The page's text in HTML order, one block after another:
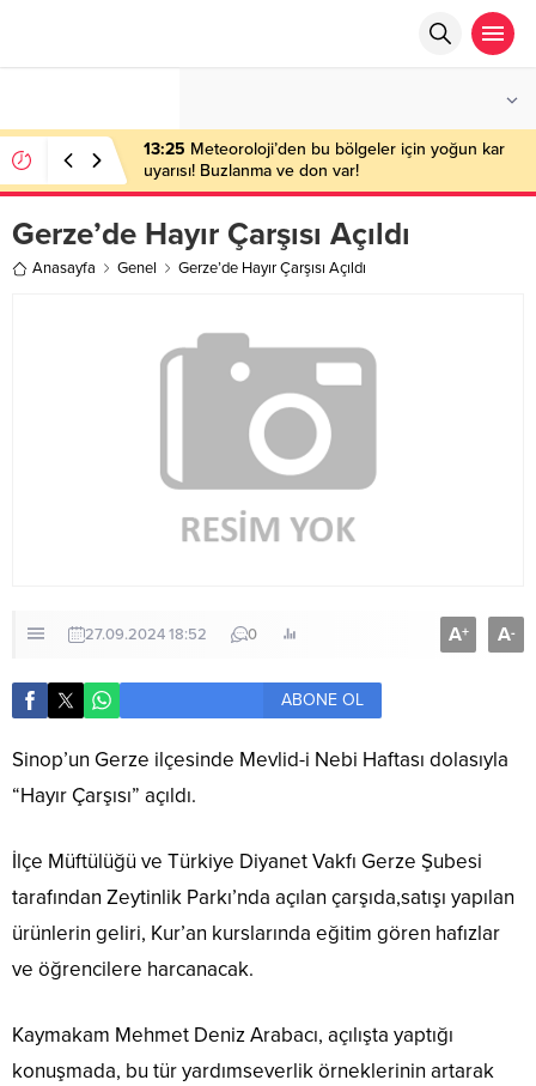
13:25 Meteoroloji’den bu bölgeler için yoğun kar
uyarısı! Buzlanma ve don var!
Gerze’de Hayır Çarşısı Açıldı
Anasayfa Genel Gerze’de Hayır Çarşısı Açıldı
27.09.2024 18:52 0 A+ A-
ABONE OL
Sinop’un Gerze ilçesinde Mevlid-i Nebi Haftası dolasıyla
“Hayır Çarşısı” açıldı.
İlçe Müftülüğü ve Türkiye Diyanet Vakfı Gerze Şubesi
tarafından Zeytinlik Parkı’nda açılan çarşıda,satışı yapılan
ürünlerin geliri, Kur’an kurslarında eğitim gören hafızlar
ve öğrencilere harcanacak.
Kaymakam Mehmet Deniz Arabacı, açılışta yaptığı
konuşmada, bu tür yardımseverlik örneklerinin artarak